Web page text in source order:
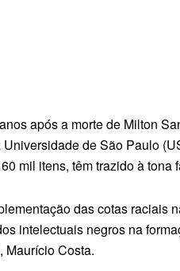
após a morte de Milton
de São Paulo
mil itens, têm trazido à
das cotas raciais
intelectuais negros na
Maurício Costa.